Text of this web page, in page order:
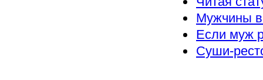
Мужчины в
Если муж
Суши-